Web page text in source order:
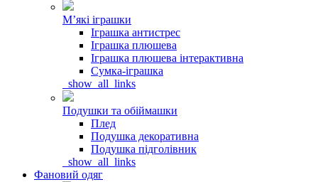
Мʼякі іграшки
Іграшка антистрес
Іграшка плюшева
Іграшка плюшева інтерактивна
Сумка-іграшка
_show_all_links
Подушки та обіймашки
Плед
Подушка декоративна
Подушка підголівник
_show_all_links
Фановий одяг